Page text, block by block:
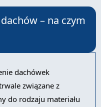
– na czym
dachówek
związane z
do rodzaju materiału